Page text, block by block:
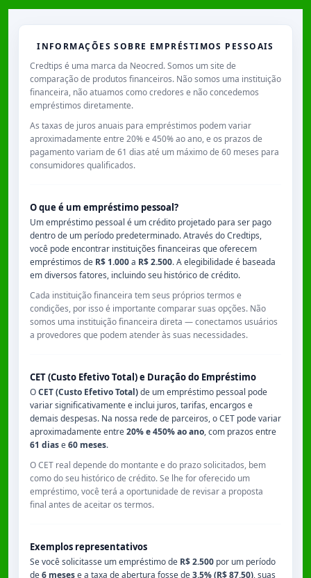
INFORMAÇÕES SOBRE EMPRÉSTIMOS PESSOAIS
Credtips é uma marca da Neocred. Somos um site de
comparação de produtos financeiros. Não somos uma instituição
financeira, não atuamos como credores e não concedemos
empréstimos diretamente.
As taxas de juros anuais para empréstimos podem variar
aproximadamente entre 20% e 450% ao ano, e os prazos de
pagamento variam de 61 dias até um máximo de 60 meses para
consumidores qualificados.
O que é um empréstimo pessoal?
Um empréstimo pessoal é um crédito projetado para ser pago
dentro de um período predeterminado. Através do Credtips,
você pode encontrar instituições financeiras que oferecem
empréstimos de R$ 1.000a R$ 2.500. A elegibilidade é baseada
em diversos fatores, incluindo seu histórico de crédito.
Cada instituição financeira tem seus próprios termos e
condições, por isso é importante comparar suas opções. Não
somos uma instituição financeira direta — conectamos usuários
a provedores que podem atender às suas necessidades.
CET (Custo Efetivo Total) e Duração do Empréstimo
OCET (Custo Efetivo Total)de um empréstimo pessoal pode
variar significativamente e inclui juros, tarifas, encargos e
demais despesas. Na nossa rede de parceiros, o CET pode variar
aproximadamente entre20% e 450% ao ano, com prazos entre
61 diase60 meses.
O CET real depende do montante e do prazo solicitados, bem
como do seu histórico de crédito. Se lhe for oferecido um
empréstimo, você terá a oportunidade de revisar a proposta
final antes de aceitar os termos.
Exemplos representativos
Se você solicitasse um empréstimo de R$ 2.500 por um período
de6 mesese a taxa de abertura fosse de3,5% (R$ 87,50), suas